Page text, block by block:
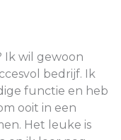
Ik wil gewoon
bedrijf. Ik
functie en heb
ooit in een
Het leuke is